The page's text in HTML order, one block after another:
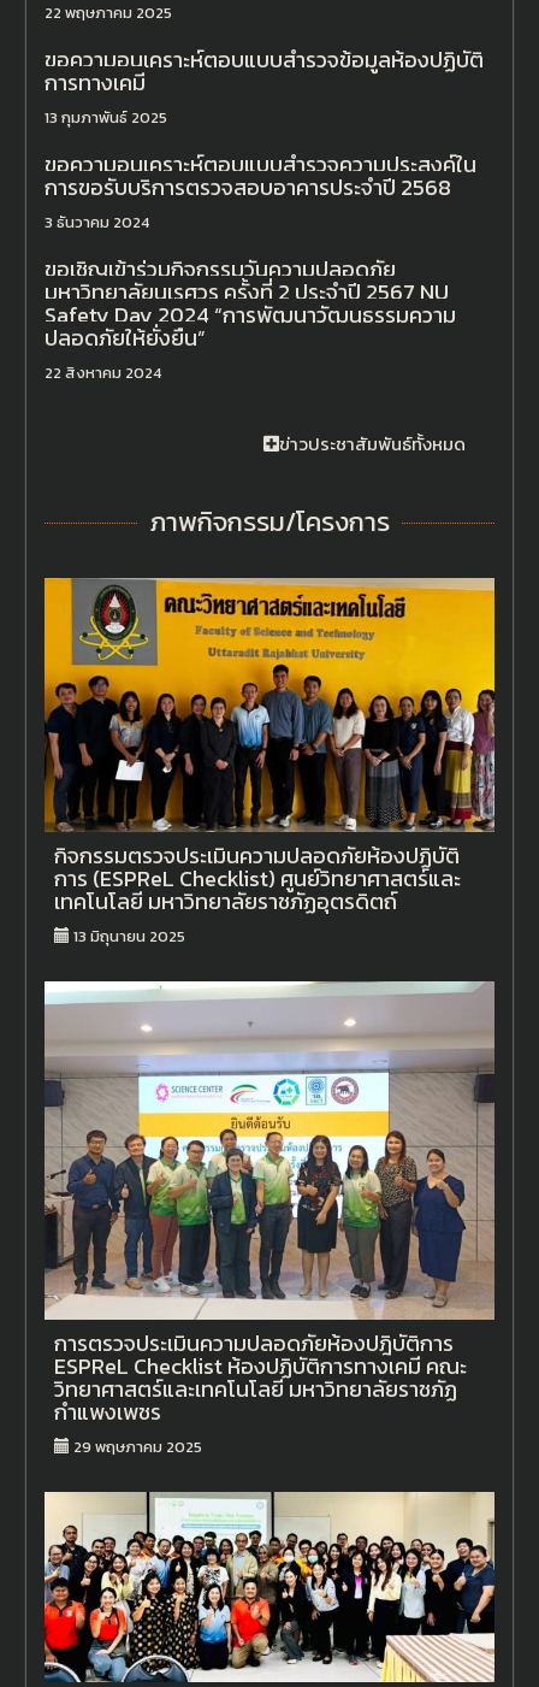
22 พฤษภาคม 2025
ขอความอนุเคราะห์ตอบแบบสำรวจข้อมูลห้องปฏิบัติ
การทางเคมี
13 กุมภาพันธ์ 2025
ขอความอนุเคราะห์ตอบแบบสำรวจความประสงค์ใน
การขอรับบริการตรวจสอบอาคารประจำปี 2568
3 ธันวาคม 2024
ขอเชิญเข้าร่วมกิจกรรมวันความปลอดภัย
มหาวิทยาลัยนเรศวร ครั้งที่ 2 ประจำปี 2567 NU
Safety Day 2024 “การพัฒนาวัฒนธรรมความ
ปลอดภัยให้ยั่งยืน”
22 สิงหาคม 2024
ข่าวประชาสัมพันธ์ทั้งหมด
ภาพกิจกรรม/โครงการ
กิจกรรมตรวจประเมินความปลอดภัยห้องปฏิบัติ
การ (ESPReL Checklist) ศูนย์วิทยาศาสตร์และ
เทคโนโลยี มหาวิทยาลัยราชภัฏอุตรดิตถ์
13 มิถุนายน 2025
การตรวจประเมินความปลอดภัยห้องปฎิบัติการ
ESPReL Checklist ห้องปฏิบัติการทางเคมี คณะ
วิทยาศาสตร์และเทคโนโลยี มหาวิทยาลัยราชภัฏ
กำแพงเพชร
29 พฤษภาคม 2025